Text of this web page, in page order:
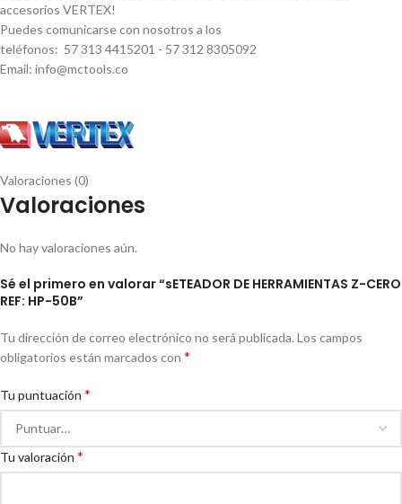
accesorios VERTEX!
Puedes comunicarse con nosotros a los
teléfonos: 57 313 4415201 - 57 312 8305092
Email: info@mctools.co
Valoraciones (0)
Valoraciones
No hay valoraciones aún.
Sé el primero en valorar “sETEADOR DE HERRAMIENTAS Z-CERO
REF: HP-50B”
Tu dirección de correo electrónico no será publicada. Los campos
obligatorios están marcados con *
Tu puntuación *
Tu valoración *